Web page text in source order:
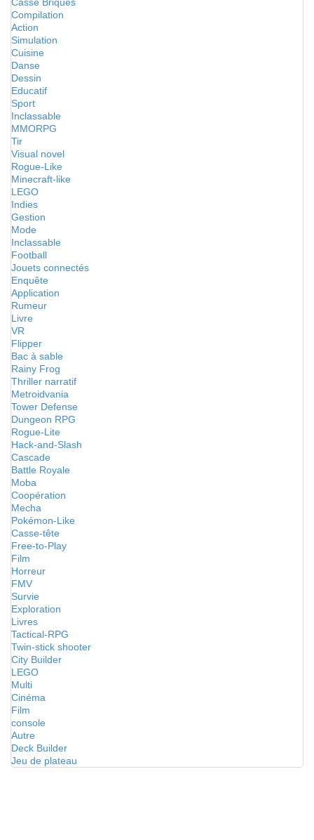
Compilation
Action
Simulation
Cuisine
Danse
Dessin
Educatif
Sport
Inclassable
MMORPG
Tir
Visual novel
Rogue-Like
Minecraft-like
LEGO
Indies
Gestion
Mode
Inclassable
Football
Jouets connectés
Enquête
Application
Rumeur
Livre
VR
Flipper
Bac à sable
Rainy Frog
Thriller narratif
Metroidvania
Tower Defense
Dungeon RPG
Rogue-Lite
Hack-and-Slash
Cascade
Battle Royale
Moba
Coopération
Mecha
Pokémon-Like
Casse-tête
Free-to-Play
Film
Horreur
FMV
Survie
Exploration
Livres
Tactical-RPG
Twin-stick shooter
City Builder
LEGO
Multi
Cinéma
Film
console
Autre
Deck Builder
Jeu de plateau